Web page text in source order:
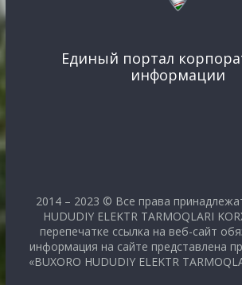
Единый портал
информации
2014 – 2023 © Все права
HUDUDIY ELEKTR TARMOQLARI
перепечатке ссылка на веб-сайт
информация на сайте представлена
«BUXORO HUDUDIY ELEKTR